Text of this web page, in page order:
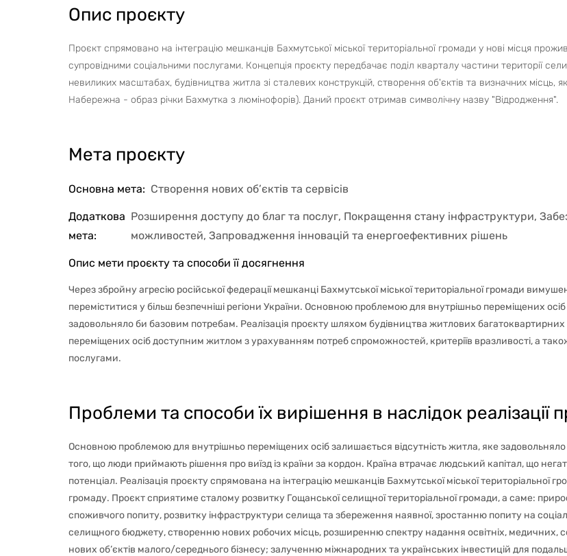
Опис проєкту
Проєкт спрямовано на інтеграцію мешканців Бахмутської міської територіальної громади у нові місця
супровідними соціальними послугами. Концепція проєкту передбачає поділ кварталу частини території
невиликих масштабах, будівництва житла зі сталевих конструкцій, створення об'єктів та визначних місць,
Набережна - образ річки Бахмутка з люмінофорів). Даний проєкт отримав символічну назву "Відродження".
Мета проєкту
Основна мета: Створення нових об’єктів та сервісів
Додаткова
мета:
Розширення доступу до благ та послуг, Покращення стану інфраструктури,
можливостей, Запровадження інновацій та енергоефективних рішень
Опис мети проєкту та способи її досягнення
Через збройну агресію російської федерації мешканці Бахмутської міської територіальної громади
переміститися у більш безпечніші регіони України. Основною проблемою для внутрішньо переміщених
задовольняло би базовим потребам. Реалізація проєкту шляхом будівництва житлових багатоквартирних
переміщених осіб доступним житлом з урахуванням потреб спроможностей, критеріїв вразливості, а
послугами.
Проблеми та способи їх вирішення в наслідок реалізації
Основною проблемою для внутрішньо переміщених осіб залишається відсутність житла, яке
того, що люди приймають рішення про виїзд із країни за кордон. Країна втрачає людський капітал, що
потенціал. Реалізація проєкту спрямована на інтеграцію мешканців Бахмутської міської територіальної
громаду. Проєкт сприятиме сталому розвитку Гощанської селищної територіальної громади, а саме:
споживчого попиту, розвитку інфраструктури селища та збереження наявної, зростанню попиту на
селищного бюджету, створенню нових робочих місць, розширенню спектру надання освітніх, медичних,
нових об’єктів малого/середнього бізнесу; залученню міжнародних та українських інвестицій для